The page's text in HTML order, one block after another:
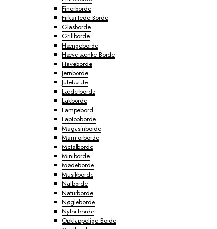
Finerborde
Firkantede Borde
Glasborde
Grillborde
Hængeborde
Hæve-sænke Borde
Haveborde
Jernborde
Juleborde
Læderborde
Lakborde
Lampebord
Laptopborde
Magasinborde
Marmorborde
Metalborde
Miniborde
Mødeborde
Musikborde
Natborde
Naturborde
Nøgleborde
Nylonborde
Opklappelige Borde